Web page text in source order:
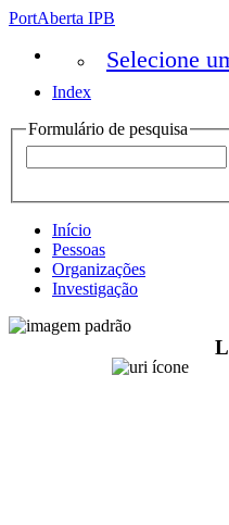
PortAberta IPB
Selecione
Index
Formulário de pesquisa
Início
Pessoas
Organizações
Investigação